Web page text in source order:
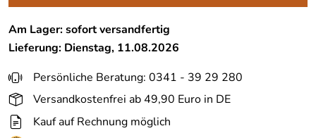
Am Lager: sofort versandfertig
Lieferung: Dienstag, 11.08.2026
Persönliche Beratung: 0341 - 39 29 280
Versandkostenfrei ab 49,90 Euro in DE
Kauf auf Rechnung möglich